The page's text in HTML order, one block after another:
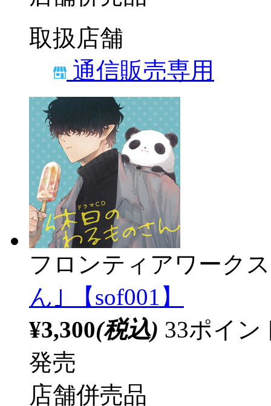
取扱店舗
通信販売専用
フロンティアワークス
ん｣ 【sof001】
¥3,300(税込) 33ポイ
発売
店舗併売品